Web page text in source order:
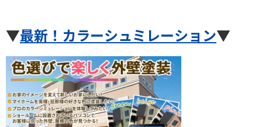
▼最新！カラーシュミレーション▼